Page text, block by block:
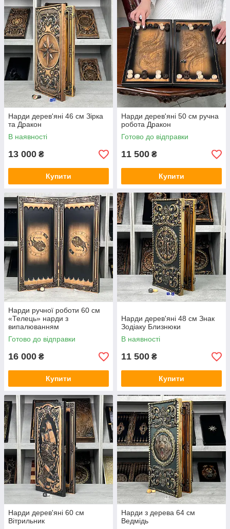
Нарди дерев'яні 46 см Зірка
та Дракон
В наявності
13 000 ₴
Купити
Нарди дерев'яні 50 см ручна
робота Дракон
Готово до відправки
11 500 ₴
Купити
Нарди ручної роботи 60 см
«Телець» нарди з
випалюванням
Готово до відправки
16 000 ₴
Купити
Нарди дерев'яні 48 см Знак
Зодіаку Близнюки
В наявності
11 500 ₴
Купити
Нарди дерев'яні 60 см
Вітрильник
Нарди з дерева 64 см
Ведмідь